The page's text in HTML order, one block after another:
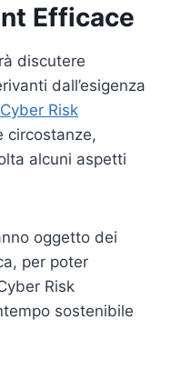
Efficace
discutere
dall’esigenza
Cyber Risk
circostanze,
alcuni aspetti
oggetto dei
per poter
Risk
sostenibile